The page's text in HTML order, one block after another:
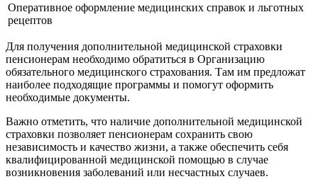
Оперативное оформление медицинских справок и льготных
рецептов
Для получения дополнительной медицинской страховки
пенсионерам необходимо обратиться в Организацию
обязательного медицинского страхования. Там им предложат
наиболее подходящие программы и помогут оформить
необходимые документы.
Важно отметить, что наличие дополнительной медицинской
страховки позволяет пенсионерам сохранить свою
независимость и качество жизни, а также обеспечить себя
квалифицированной медицинской помощью в случае
возникновения заболеваний или несчастных случаев.